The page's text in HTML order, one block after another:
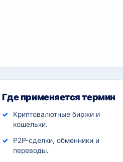
Где применяется термин
Криптовалютные биржи и
кошельки.
P2P-сделки, обменники и
переводы.